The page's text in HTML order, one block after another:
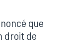
que
droit de